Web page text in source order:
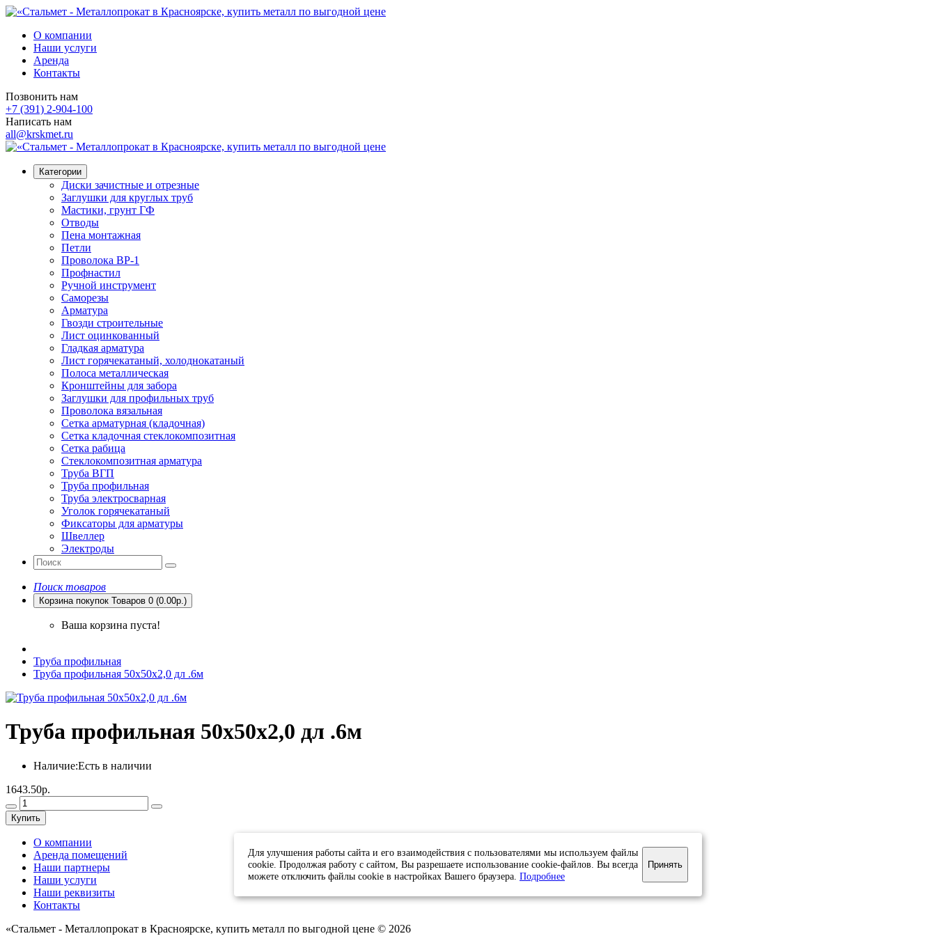
О компании
Наши услуги
Аренда
Контакты
Позвонить нам
+7 (391) 2-904-100
Написать нам
all@krskmet.ru
Категории
Диски зачистные и отрезные
Заглушки для круглых труб
Мастики, грунт ГФ
Отводы
Пена монтажная
Петли
Проволока ВР-1
Профнастил
Ручной инструмент
Саморезы
Арматура
Гвозди строительные
Лист оцинкованный
Гладкая арматура
Лист горячекатаный, холоднокатаный
Полоса металлическая
Кронштейны для забора
Заглушки для профильных труб
Проволока вязальная
Сетка арматурная (кладочная)
Сетка кладочная стеклокомпозитная
Сетка рабица
Стеклокомпозитная арматура
Труба ВГП
Труба профильная
Труба электросварная
Уголок горячекатаный
Фиксаторы для арматуры
Швеллер
Электроды
Поиск товаров
Корзина покупок Товаров 0 (0.00р.)
Ваша корзина пуста!
Труба профильная
Труба профильная 50х50х2,0 дл .6м
Труба профильная 50х50х2,0 дл .6м
Наличие:Есть в наличии
1643.50р.
Купить
О компании
Аренда помещений
Наши партнеры
Наши услуги
Наши реквизиты
Контакты
«Стальмет - Металлопрокат в Красноярске, купить металл по выгодной цене © 2026
Для улучшения работы сайта и его взаимодействия с пользователями мы используем файлы
cookie. Продолжая работу с сайтом, Вы разрешаете использование cookie-файлов. Вы всегда
можете отключить файлы cookie в настройках Вашего браузера. Подробнее
Принять